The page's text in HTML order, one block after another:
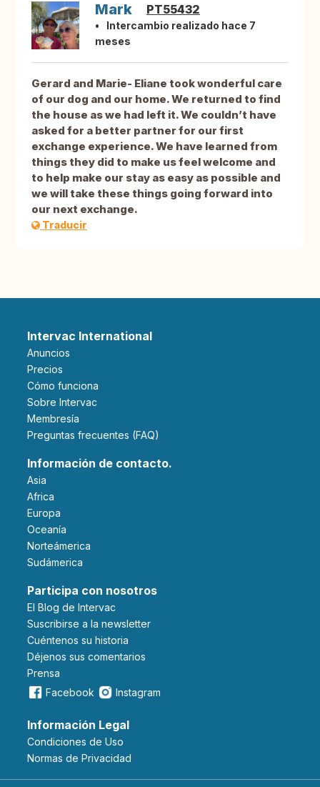
Mark PT55432
Intercambio realizado hace 7
meses
Gerard and Marie- Eliane took wonderful care
of our dog and our home. We returned to find
the house as we had left it. We couldn’t have
asked for a better partner for our first
exchange experience. We have learned from
things they did to make us feel welcome and
to help make our stay as easy as possible and
we will take these things going forward into
our next exchange.
Traducir
Intervac International
Anuncios
Precios
Cómo funciona
Sobre Intervac
Membresía
Preguntas frecuentes (FAQ)
Información de contacto.
Asia
Africa
Europa
Oceanía
Norteámerica
Sudámerica
Participa con nosotros
El Blog de Intervac
Suscribirse a la newsletter
Cuéntenos su historia
Déjenos sus comentarios
Prensa
Facebook
Instagram
Información Legal
Condiciones de Uso
Normas de Privacidad